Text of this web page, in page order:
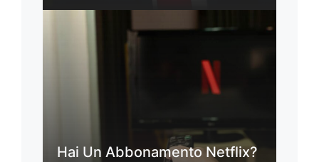
Hai Un Abbonamento Netflix?